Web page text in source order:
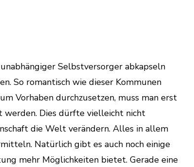
Selbstversorger abkapseln
So romantisch wie dieser Kommunen
Vorhaben durchzusetzen, muss man erst
Dies dürfte vielleicht nicht
die Welt verändern. Alles in allem
Natürlich gibt es auch noch einige
mehr Möglichkeiten bietet. Gerade eine